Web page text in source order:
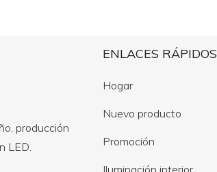
producción
LED.
ENLACES RÁPIDOS
Hogar
Nuevo producto
Promoción
Iluminación interior